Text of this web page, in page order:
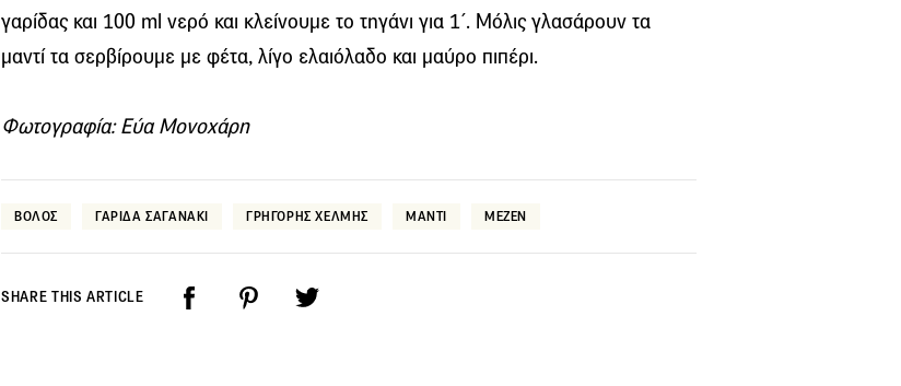
γαρίδας και 100 ml νερό και κλείνουμε το τηγάνι για 1΄. Μόλις γλασάρουν τα
μαντί τα σερβίρουμε με φέτα, λίγο ελαιόλαδο και μαύρο πιπέρι.
Φωτογραφία: Εύα Μονοχάρη
ΒΟΛΟΣ ΓΑΡΙΔΑ ΣΑΓΑΝΑΚΙ ΓΡΗΓΟΡΗΣ ΧΕΛΜΗΣ ΜΑΝΤΙ ΜΕΖΕΝ
SHARE THIS ARTICLE